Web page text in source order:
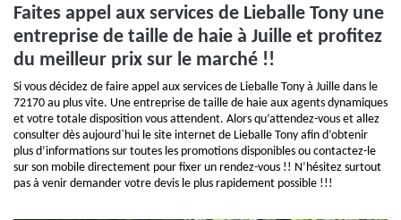
Faites appel aux services de Lieballe Tony une
entreprise de taille de haie à Juille et profitez
du meilleur prix sur le marché !!
Si vous décidez de faire appel aux services de Lieballe Tony à Juille dans le
72170 au plus vite. Une entreprise de taille de haie aux agents dynamiques
et votre totale disposition vous attendent. Alors qu’attendez-vous et allez
consulter dès aujourd`hui le site internet de Lieballe Tony afin d’obtenir
plus d’informations sur toutes les promotions disponibles ou contactez-le
sur son mobile directement pour fixer un rendez-vous !! N’hésitez surtout
pas à venir demander votre devis le plus rapidement possible !!!